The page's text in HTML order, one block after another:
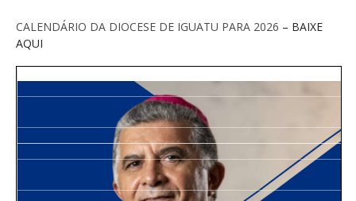
CALENDÁRIO DA DIOCESE DE IGUATU PARA 2026 – BAIXE
AQUI